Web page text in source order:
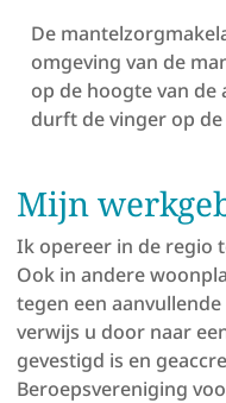
De
omgeving van de
op de hoogte van de
durft de vinger op
Mijn
Ik opereer in de regio
Ook in andere
tegen een
verwijs u door naar
gevestigd is en
Beroepsvereniging